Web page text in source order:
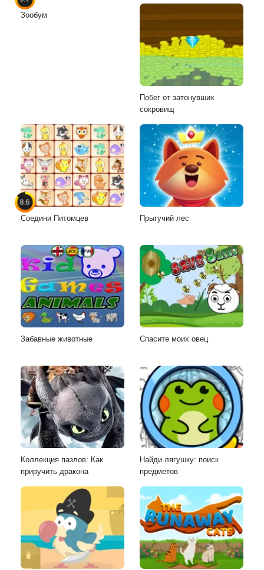
Зообум
Побег от затонувших
сокровищ
8.6
Соедини Питомцев Прыгучий лес
Забавные животные Спасите моих овец
Коллекция пазлов: Как
приручить дракона
Найди лягушку: поиск
предметов